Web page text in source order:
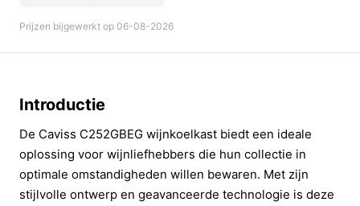
Prijzen bijgewerkt op 06-08-2026
Introductie
De Caviss C252GBEG wijnkoelkast biedt een ideale
oplossing voor wijnliefhebbers die hun collectie in
optimale omstandigheden willen bewaren. Met zijn
stijlvolle ontwerp en geavanceerde technologie is deze